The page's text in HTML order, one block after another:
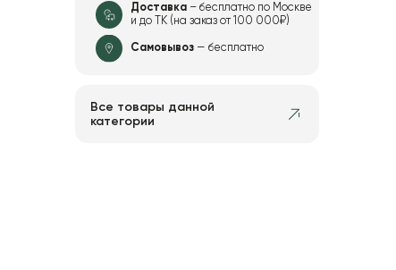
Доставка– бесплатно по Москве
и до ТК (на заказ от 100 000₽)
Самовывоз— бесплатно
Все товары данной
категории